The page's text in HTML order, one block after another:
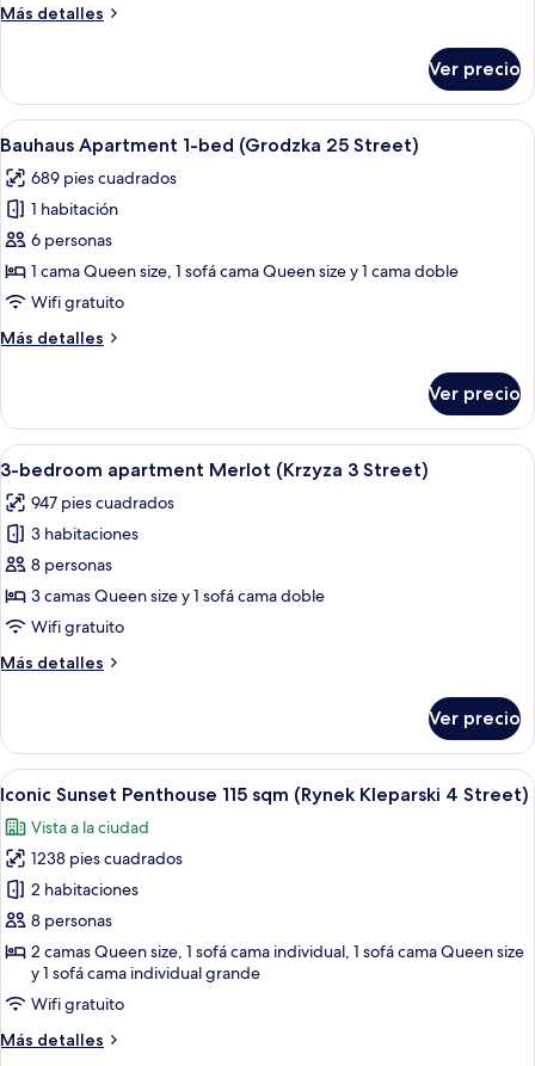
14
Más detalles
Más
Contempo
(Siemiradzkiego
14
Ver precio
Abrir
todas
las
fotos
de
Bauhaus
Apartment
bed
Street)
Una sala de estar con un sofá, una
14
Bauhaus Apartment 1-bed (Grodzka 25 Street)
689 pies cuadrados
1 habitación
6 personas
1 cama Queen size, 1 sofá cama Queen size y 1 cama doble
Wifi gratuito
Más detalles
Más
Apartment
1-
bed
25
Street)
Ver precio
Abrir
todas
las
fotos
de
3-
bedroom
Merlot
Street)
Un dormitorio moderno con cama,
44
3-bedroom apartment Merlot (Krzyza 3 Street)
947 pies cuadrados
3 habitaciones
8 personas
3 camas Queen size y 1 sofá cama doble
Wifi gratuito
Más detalles
Más
bedroom
apartment
Merlot
3
Street)
Ver precio
Abrir
todas
las
fotos
de
Iconic
Sunset
Penthouse
115
sqm
(Rynek
Un balcón con un sofá, una mesa
50
Iconic Sunset Penthouse 115 sqm (Rynek Kleparski 4 Street)
Vista a la ciudad
1238 pies cuadrados
2 habitaciones
8 personas
2 camas Queen size, 1 sofá cama individual, 1 sofá cama Queen size
y 1 sofá cama individual grande
Wifi gratuito
Más detalles
Más